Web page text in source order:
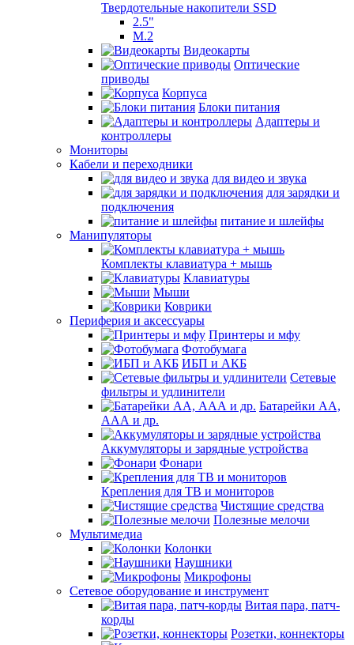
Твердотельные накопители SSD
2.5"
M.2
Видеокарты
Оптические
приводы
Корпуса
Блоки питания
Адаптеры и
контроллеры
Мониторы
Кабели и переходники
для видео и звука
для зарядки и
подключения
питание и шлейфы
Манипуляторы
Комплекты клавиатура + мышь
Клавиатуры
Мыши
Коврики
Периферия и аксессуары
Принтеры и мфу
Фотобумага
ИБП и АКБ
Сетевые
фильтры и удлинители
Батарейки АА,
ААА и др.
Аккумуляторы и зарядные устройства
Фонари
Крепления для ТВ и мониторов
Чистящие средства
Полезные мелочи
Мультимедиа
Колонки
Наушники
Микрофоны
Сетевое оборудование и инструмент
Витая пара, патч-
корды
Розетки, коннекторы